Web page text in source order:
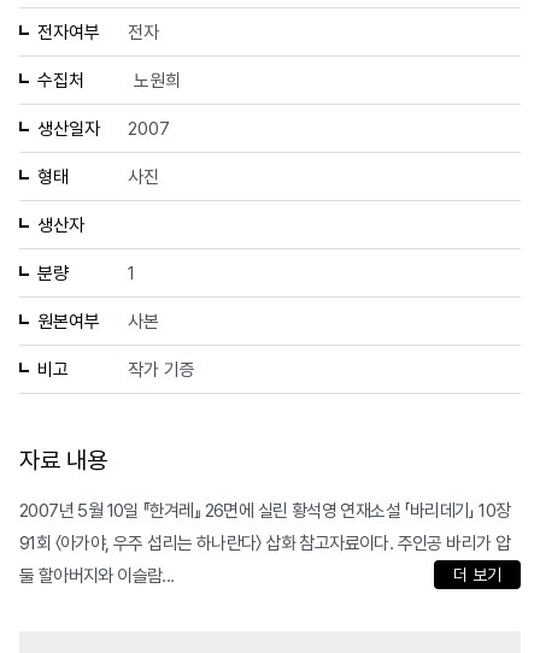
전자여부 전자
수집처 노원희
생산일자 2007
형태 사진
생산자
분량 1
원본여부 사본
비고 작가 기증
자료 내용
2007년 5월 10일 『한겨레』 26면에 실린 황석영 연재소설 「바리데기」 10장
91회 〈아가야, 우주 섭리는 하나란다〉 삽화 참고자료이다. 주인공 바리가 압
둘 할아버지와 이슬람...
더 보기